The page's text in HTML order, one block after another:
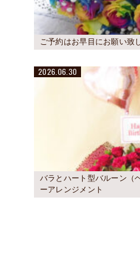
ご予約はお早目にお願い致
2026.06.30
バラとハート型バルーン（
ーアレンジメント